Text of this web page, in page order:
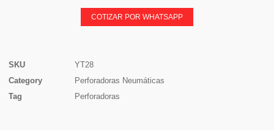
COTIZAR POR WHATSAPP
SKU
YT28
Category
Perforadoras Neumáticas
Tag
Perforadoras